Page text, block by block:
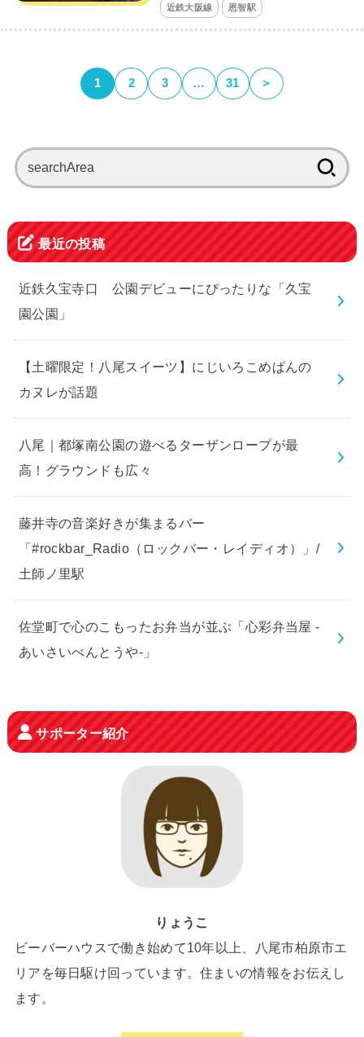
近鉄大阪線 恩智駅
1 2 3 … 31 ＞
索:
最近の投稿
近鉄久宝寺口 公園デビューにぴったりな「久宝
園公園」
【土曜限定！八尾スイーツ】にじいろこめぱんの
カヌレが話題
八尾｜都塚南公園の遊べるターザンロープが最
高！グラウンドも広々
藤井寺の音楽好きが集まるバー
「#rockbar_Radio（ロックバー・レイディオ）」/
土師ノ里駅
佐堂町で心のこもったお弁当が並ぶ「心彩弁当屋 -
あいさいべんとうや-」
サポーター紹介
りょうこ
ビーバーハウスで働き始めて10年以上、八尾市柏原市エ
リアを毎日駆け回っています。住まいの情報をお伝えし
ます。